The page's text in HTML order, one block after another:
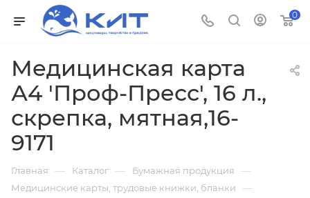
0
Медицинская карта
А4 'Проф-Пресс', 16 л.,
скрепка, мятная,16-
9171
Главная — Каталог — Бумажная продукция —
Медицинские карты, трудовые книжки, бланки —